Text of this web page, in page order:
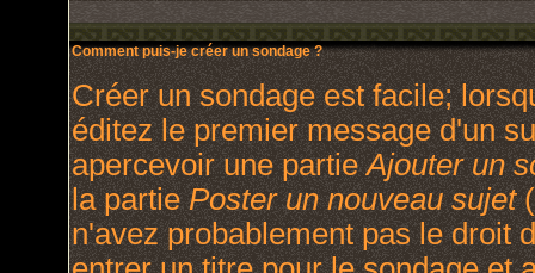
Comment puis-je créer un sondage ?
Créer un sondage est facile;
éditez le premier message d'un
apercevoir une partieAjouter un
la partiePoster un nouveau sujet
n'avez probablement pas le droit